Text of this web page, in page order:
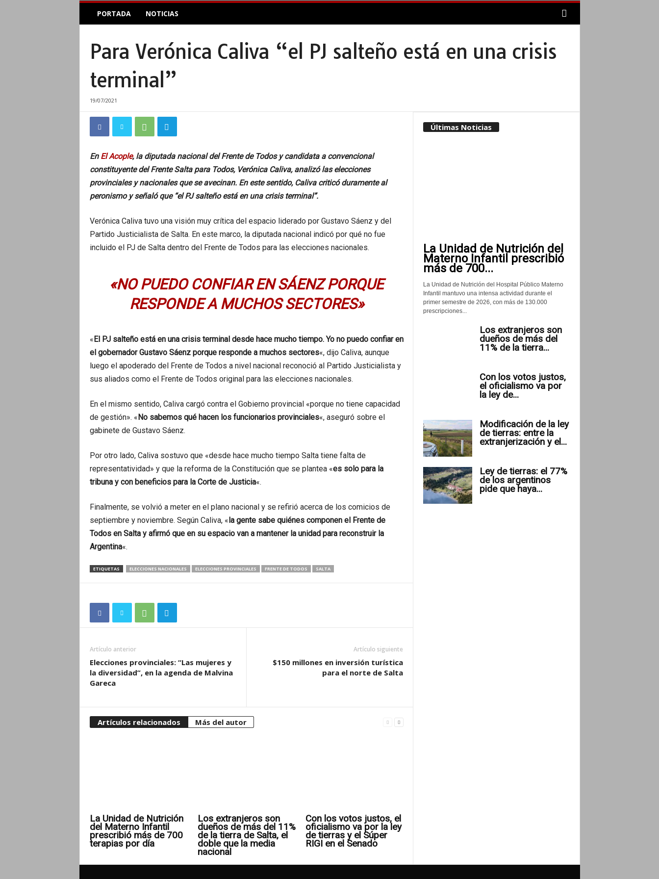
E
A
PORTADA NOTICIAS
Para Verónica Caliva “el PJ salteño está en una crisis
terminal”
19/07/2021
En El Acople, la diputada nacional del Frente de Todos y candidata a convencional
constituyente del Frente Salta para Todos, Verónica Caliva, analizó las elecciones
provinciales y nacionales que se avecinan. En este sentido, Caliva criticó duramente al
peronismo y señaló que “el PJ salteño está en una crisis terminal”.
Verónica Caliva tuvo una visión muy crítica del espacio liderado por Gustavo Sáenz y del
Partido Justicialista de Salta. En este marco, la diputada nacional indicó por qué no fue
incluido el PJ de Salta dentro del Frente de Todos para las elecciones nacionales.
«NO PUEDO CONFIAR EN SÁENZ PORQUE
RESPONDE A MUCHOS SECTORES»
«El PJ salteño está en una crisis terminal desde hace mucho tiempo. Yo no puedo confiar en
el gobernador Gustavo Sáenz porque responde a muchos sectores«, dijo Caliva, aunque
luego el apoderado del Frente de Todos a nivel nacional reconoció al Partido Justicialista y
sus aliados como el Frente de Todos original para las elecciones nacionales.
En el mismo sentido, Caliva cargó contra el Gobierno provincial «porque no tiene capacidad
de gestión». «No sabemos qué hacen los funcionarios provinciales«, aseguró sobre el
gabinete de Gustavo Sáenz.
Por otro lado, Caliva sostuvo que «desde hace mucho tiempo Salta tiene falta de
representatividad» y que la reforma de la Constitución que se plantea «es solo para la
tribuna y con beneficios para la Corte de Justicia«.
Finalmente, se volvió a meter en el plano nacional y se refirió acerca de los comicios de
septiembre y noviembre. Según Caliva, «la gente sabe quiénes componen el Frente de
Todos en Salta y afirmó que en su espacio van a mantener la unidad para reconstruir la
Argentina«.
ETIQUETAS ELECCIONES NACIONALES ELECCIONES PROVINCIALES FRENTE DE TODOS SALTA
Artículo anterior
Elecciones provinciales: “Las mujeres y
la diversidad”, en la agenda de Malvina
Gareca
Artículo siguiente
$150 millones en inversión turística
para el norte de Salta
Artículos relacionados Más del autor
La Unidad de Nutrición
del Materno Infantil
prescribió más de 700
terapias por día
Los extranjeros son
dueños de más del 11%
de la tierra de Salta, el
doble que la media
nacional
Con los votos justos, el
oficialismo va por la ley
de tierras y el Súper
RIGI en el Senado
Últimas Noticias
La Unidad de Nutrición del
Materno Infantil prescribió
más de 700...
La Unidad de Nutrición del Hospital Público Materno
Infantil mantuvo una intensa actividad durante el
primer semestre de 2026, con más de 130.000
prescripciones...
Los extranjeros son
dueños de más del
11% de la tierra...
Con los votos justos,
el oficialismo va por
la ley de...
Modificación de la ley
de tierras: entre la
extranjerización y el...
Ley de tierras: el 77%
de los argentinos
pide que haya...